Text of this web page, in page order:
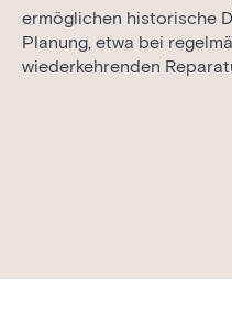
ermöglichen historische
Planung, etwa bei
wiederkehrenden